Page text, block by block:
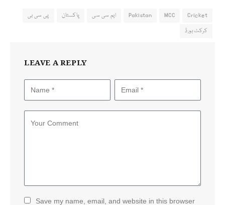
Cricket
MCC
Pakistan ایم سی سی پاکستان
پی سی بی
کرکٹ بورڈ
LEAVE A REPLY
Save my name, email, and website in this browser